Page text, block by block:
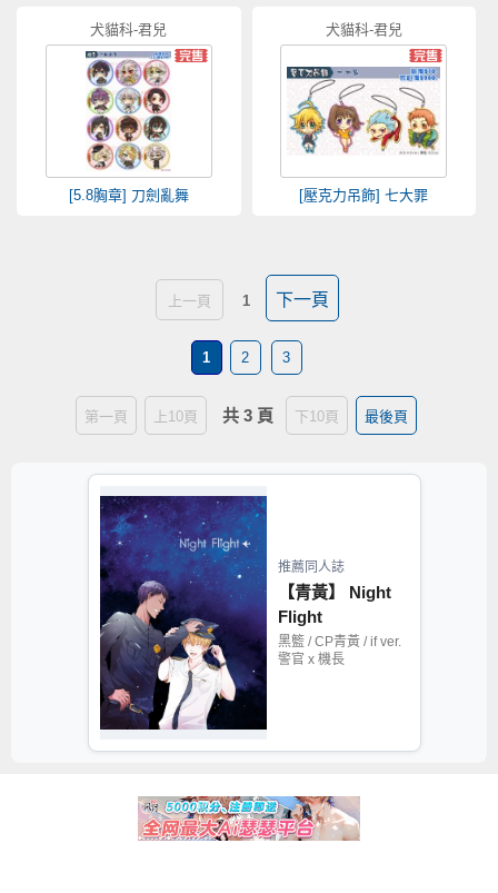
犬貓科-君兒
[5.8胸章] 刀劍亂舞
犬貓科-君兒
[壓克力吊飾] 七大罪
上一頁 1 下一頁
1 2 3
第一頁 上10頁 共 3 頁 下10頁 最後頁
推薦同人誌
【青黃】 Night
Flight
黑籃 / CP青黃 / if ver.
警官 x 機長